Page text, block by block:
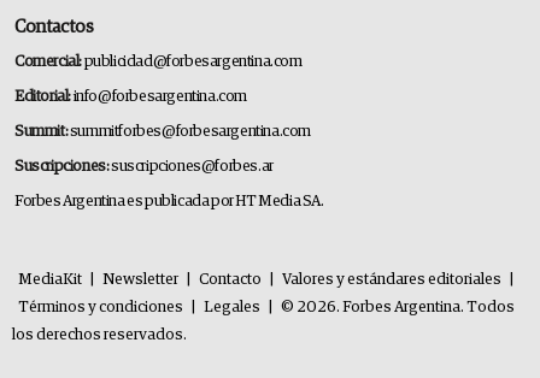
Contactos
Comercial:publicidad@forbesargentina.com
Editorial:info@forbesargentina.com
Summit:summitforbes@forbesargentina.com
Suscripciones:suscripciones@forbes.ar
Forbes Argentina es publicada por HT Media SA.
MediaKit Newsletter Contacto Valores y estándares editoriales
Términos y condiciones
Legales
© 2026. Forbes Argentina. Todos
los derechos reservados.